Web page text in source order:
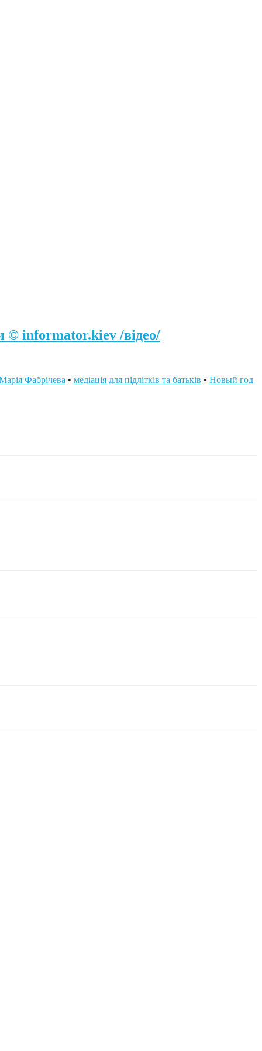
© informator.kiev /відео/
Фабрічева • медіація для підлітків та батьків • Новый год